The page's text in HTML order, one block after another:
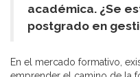
académica. ¿Se
postgrado en
En el mercado formativo,